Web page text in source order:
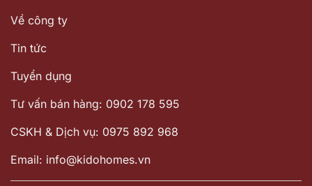
Về công ty
Tin tức
Tuyển dụng
Tư vấn bán hàng: 0902 178 595
CSKH & Dịch vụ: 0975 892 968
Email: info@kidohomes.vn